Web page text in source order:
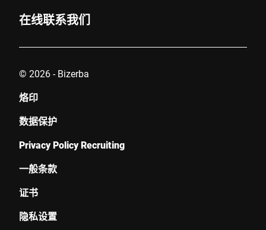
Click to start verification
提交
在线联系我们
© 2026 - Bizerba
烙印
数据保护
Privacy Policy Recruiting
一般条款
证书
隐私设置